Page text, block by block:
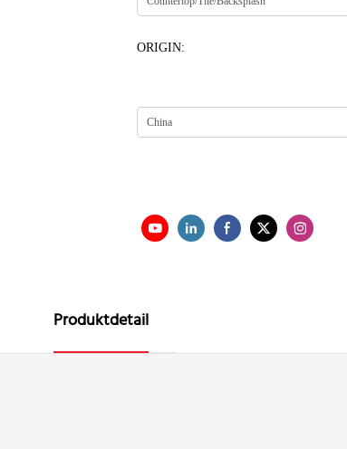
ORIGIN:
Produktdetail